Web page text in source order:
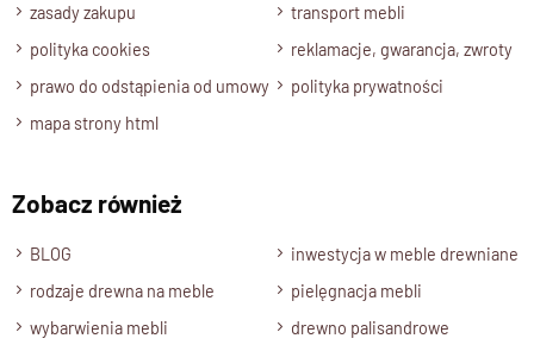
egzemplarz jest unikatowy
Wykończenie: półmat, wydobywający głębię koloru i
struktury drewna
Dostępne rozmiary:
Łóżko CLASSIC to solidna baza dla każdej sypialni – piękne,
trwałe i odporne na zmieniające się trendy.
zasady zakupu
transport mebli
polityka cookies
reklamacje, gwarancja, zwroty
prawo do odstąpienia od umowy
polityka prywatności
mapa strony html
Zobacz również
BLOG
inwestycja w meble drewniane
rodzaje drewna na meble
pielęgnacja mebli
wybarwienia mebli
drewno palisandrowe